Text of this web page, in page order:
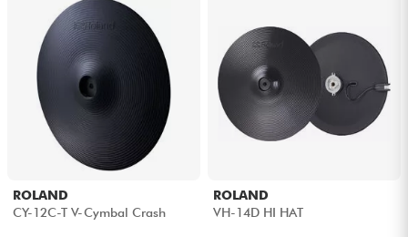
ROLAND
CY-12C-T V-Cymbal Crash
ROLAND
VH-14D HI HAT